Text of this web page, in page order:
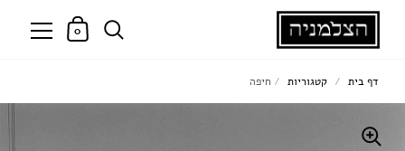
0
דף בית / קטגוריות / חיפה